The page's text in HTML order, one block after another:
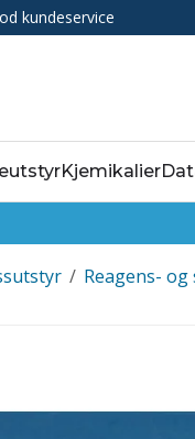
kundeservice
Kjemikalier
/ Reagens-